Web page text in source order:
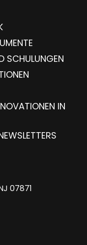
SCHULUNGEN
IN
07871